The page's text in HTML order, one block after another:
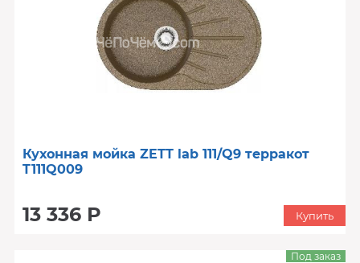
Кухонная мойка ZETT lab 111/Q9 терракот
T111Q009
13 336 Р Купить
Под заказ